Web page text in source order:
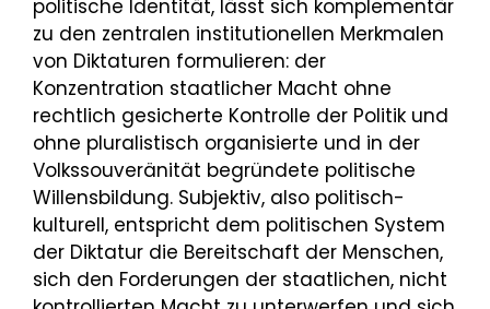
politische Identität, lässt sich komplementär
zu den zentralen institutionellen Merkmalen
von Diktaturen formulieren: der
Konzentration staatlicher Macht ohne
rechtlich gesicherte Kontrolle der Politik und
ohne pluralistisch organisierte und in der
Volkssouveränität begründete politische
Willensbildung. Subjektiv, also politisch-
kulturell, entspricht dem politischen System
der Diktatur die Bereitschaft der Menschen,
sich den Forderungen der staatlichen, nicht